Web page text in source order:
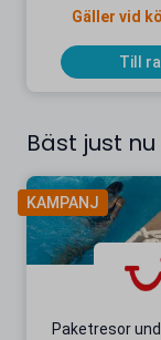
Gäller vid
Till
Bäst just nu
KAMPANJ
Paketresor